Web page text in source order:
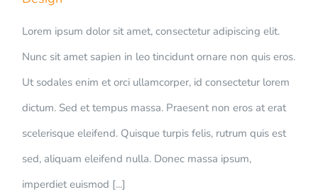
Lorem ipsum dolor sit amet, consectetur adipiscing elit.
Nunc sit amet sapien in leo tincidunt ornare non quis eros.
Ut sodales enim et orci ullamcorper, id consectetur lorem
dictum. Sed et tempus massa. Praesent non eros at erat
scelerisque eleifend. Quisque turpis felis, rutrum quis est
sed, aliquam eleifend nulla. Donec massa ipsum,
imperdiet euismod [...]